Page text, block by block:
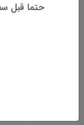
حتما قبل